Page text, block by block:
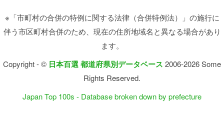
※「市町村の合併の特例に関する法律（合併特例法）」の施行に
伴う市区町村合併のため、現在の住所地域名と異なる場合があり
ます。
Copyright - © 日本百選 都道府県別データベース 2006-2026 Some
Rights Reserved.
Japan Top 100s - Database broken down by prefecture